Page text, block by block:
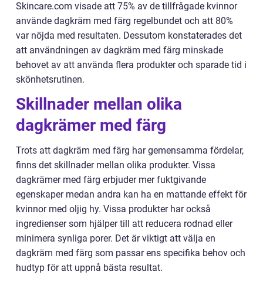
Skincare.com visade att 75% av de tillfrågade kvinnor
använde dagkräm med färg regelbundet och att 80%
var nöjda med resultaten. Dessutom konstaterades det
att användningen av dagkräm med färg minskade
behovet av att använda flera produkter och sparade tid i
skönhetsrutinen.
Skillnader mellan olika
dagkrämer med färg
Trots att dagkräm med färg har gemensamma fördelar,
finns det skillnader mellan olika produkter. Vissa
dagkrämer med färg erbjuder mer fuktgivande
egenskaper medan andra kan ha en mattande effekt för
kvinnor med oljig hy. Vissa produkter har också
ingredienser som hjälper till att reducera rodnad eller
minimera synliga porer. Det är viktigt att välja en
dagkräm med färg som passar ens specifika behov och
hudtyp för att uppnå bästa resultat.